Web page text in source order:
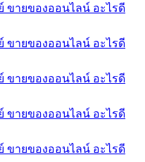
ขายของออนไลน์ อะไรดี
ขายของออนไลน์ อะไรดี
ขายของออนไลน์ อะไรดี
ขายของออนไลน์ อะไรดี
ขายของออนไลน์ อะไรดี